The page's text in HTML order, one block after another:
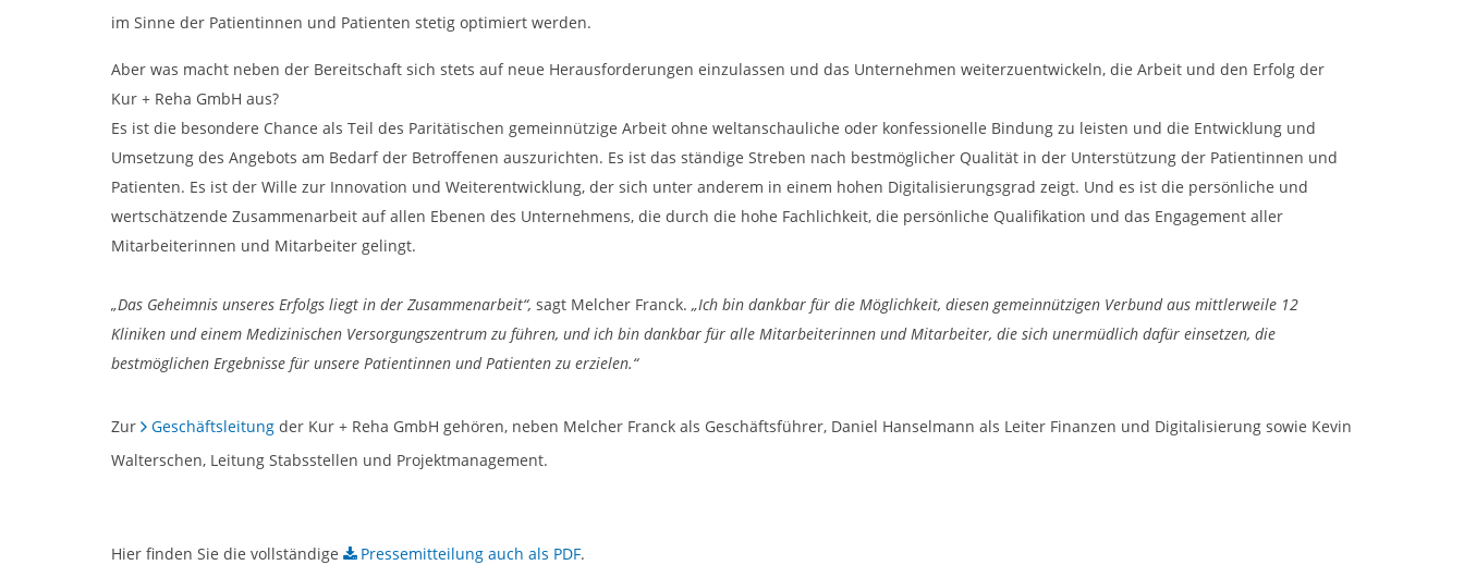
im Sinne der Patientinnen und Patienten stetig optimiert werden.
Aber was macht neben der Bereitschaft sich stets auf neue Herausforderungen einzulassen und das Unternehmen weiterzuentwickeln, die Arbeit und den Erfolg der
Kur + Reha GmbH aus?
Es ist die besondere Chance als Teil des Paritätischen gemeinnützige Arbeit ohne weltanschauliche oder konfessionelle Bindung zu leisten und die Entwicklung und
Umsetzung des Angebots am Bedarf der Betroffenen auszurichten. Es ist das ständige Streben nach bestmöglicher Qualität in der Unterstützung der Patientinnen und
Patienten. Es ist der Wille zur Innovation und Weiterentwicklung, der sich unter anderem in einem hohen Digitalisierungsgrad zeigt. Und es ist die persönliche und
wertschätzende Zusammenarbeit auf allen Ebenen des Unternehmens, die durch die hohe Fachlichkeit, die persönliche Qualifikation und das Engagement aller
Mitarbeiterinnen und Mitarbeiter gelingt.
„Das Geheimnis unseres Erfolgs liegt in der Zusammenarbeit“, sagt Melcher Franck. „Ich bin dankbar für die Möglichkeit, diesen gemeinnützigen Verbund aus mittlerweile 12
Kliniken und einem Medizinischen Versorgungszentrum zu führen, und ich bin dankbar für alle Mitarbeiterinnen und Mitarbeiter, die sich unermüdlich dafür einsetzen, die
bestmöglichen Ergebnisse für unsere Patientinnen und Patienten zu erzielen.“
Zur Geschäftsleitung der Kur + Reha GmbH gehören, neben Melcher Franck als Geschäftsführer, Daniel Hanselmann als Leiter Finanzen und Digitalisierung sowie Kevin
Walterschen, Leitung Stabsstellen und Projektmanagement.
Hier finden Sie die vollständige Pressemitteilung auch als PDF.